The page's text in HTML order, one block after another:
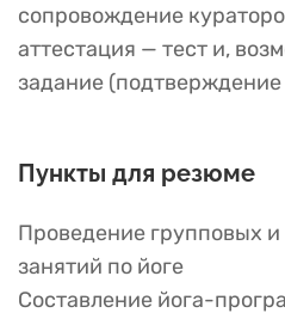
сопровождение
аттестация — тест и,
задание
Пункты для резюме
Проведение групповых
занятий по йоге
Составление йога-